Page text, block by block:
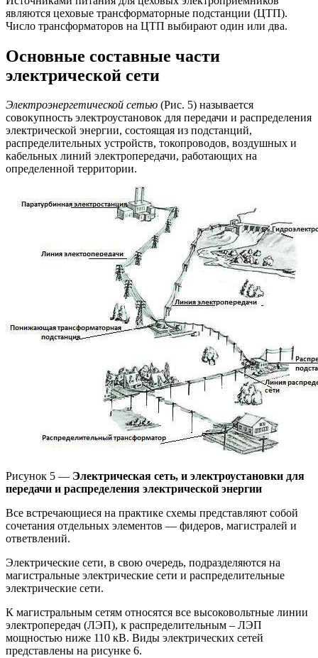
являются цеховые трансформаторные подстанции (ЦТП).
Число трансформаторов на ЦТП выбирают один или два.
Основные составные части
электрической сети
Электроэнергетической сетью (Рис. 5) называется
совокупность электроустановок для передачи и распределения
электрической энергии, состоящая из подстанций,
распределительных устройств, токопроводов, воздушных и
кабельных линий электропередачи, работающих на
определенной территории.
Рисунок 5 — Электрическая сеть, и электроустановки для
передачи и распределения электрической энергии
Все встречающиеся на практике схемы представляют собой
сочетания отдельных элементов — фидеров, магистралей и
ответвлений.
Электрические сети, в свою очередь, подразделяются на
магистральные электрические сети и распределительные
электрические сети.
К магистральным сетям относятся все высоковольтные линии
электропередач (ЛЭП), к распределительным – ЛЭП
мощностью ниже 110 кВ. Виды электрических сетей
представлены на рисунке 6.